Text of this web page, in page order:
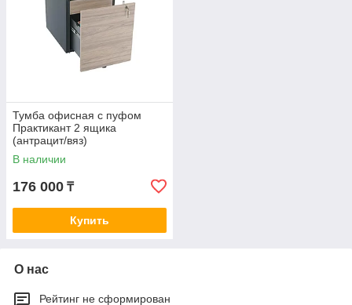
Тумба офисная с пуфом
Практикант 2 ящика
(антрацит/вяз)
В наличии
176 000 ₸
Купить
О нас
Рейтинг не сформирован